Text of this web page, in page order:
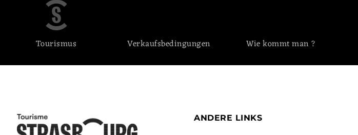
Tourismus Verkaufsbedingungen Wie kommt man ?
ANDERE LINKS